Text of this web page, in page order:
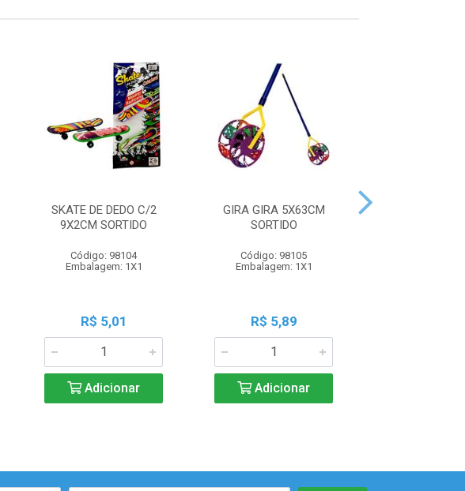
SKATE DE DEDO C/2
9X2CM SORTIDO
Código: 98104
Embalagem: 1X1
R$ 5,01
Adicionar
GIRA GIRA 5X63CM
SORTIDO
Código: 98105
Embalagem: 1X1
R$ 5,89
Adicionar